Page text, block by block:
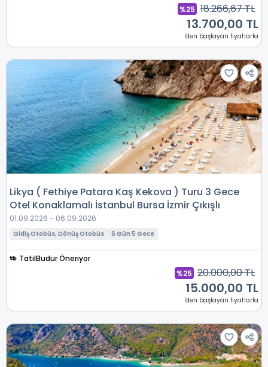
%25 18.266,67 TL
13.700,00 TL
'den başlayan fiyatlarla
Likya ( Fethiye Patara Kaş Kekova ) Turu 3 Gece
Otel Konaklamalı İstanbul Bursa İzmir Çıkışlı
01.09.2026 - 06.09.2026
Gidiş Otobüs, Dönüş Otobüs 6 Gün 5 Gece
TatilBudur Öneriyor
%25 20.000,00 TL
15.000,00 TL
'den başlayan fiyatlarla